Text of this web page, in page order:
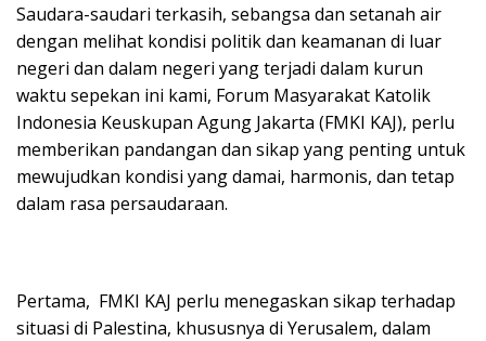
Saudara-saudari terkasih, sebangsa dan setanah air
dengan melihat kondisi politik dan keamanan di luar
negeri dan dalam negeri yang terjadi dalam kurun
waktu sepekan ini kami, Forum Masyarakat Katolik
Indonesia Keuskupan Agung Jakarta (FMKI KAJ), perlu
memberikan pandangan dan sikap yang penting untuk
mewujudkan kondisi yang damai, harmonis, dan tetap
dalam rasa persaudaraan.
Pertama, FMKI KAJ perlu menegaskan sikap terhadap
situasi di Palestina, khususnya di Yerusalem, dalam